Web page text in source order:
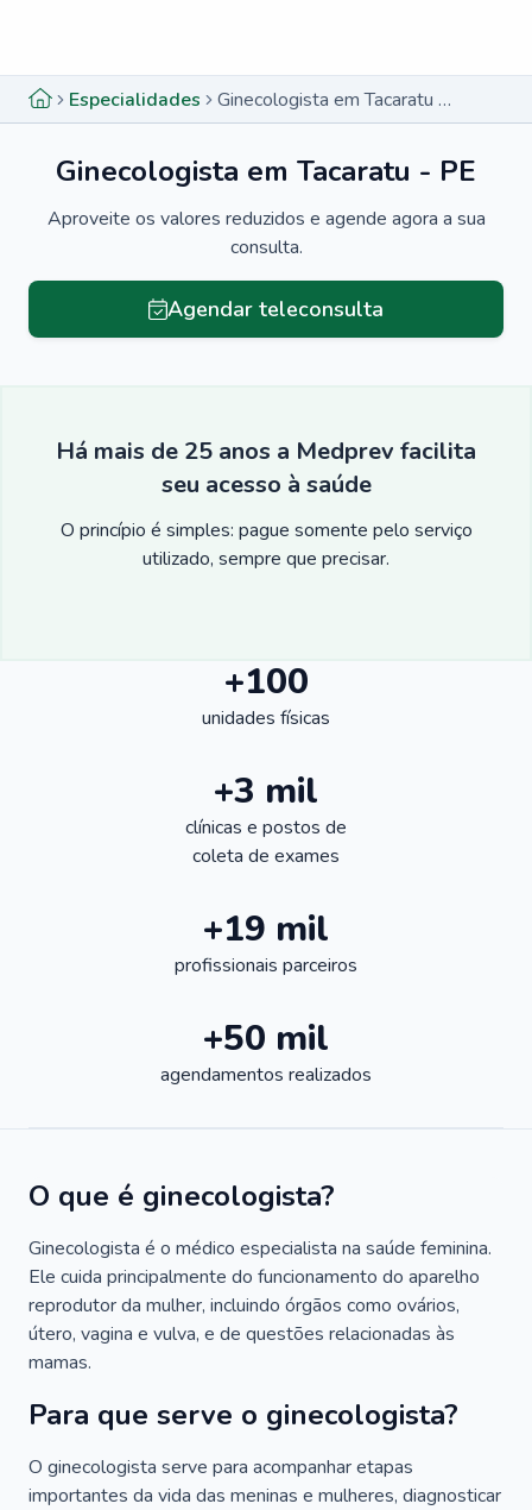
Especialidades Ginecologista em Tacaratu - PE
Ginecologista em Tacaratu - PE
Aproveite os valores reduzidos e agende agora a sua
consulta.
Agendar teleconsulta
Há mais de 25 anos a Medprev facilita
seu acesso à saúde
O princípio é simples: pague somente pelo serviço
utilizado, sempre que precisar.
+100
unidades físicas
+3 mil
clínicas e postos de
coleta de exames
+19 mil
profissionais parceiros
+50 mil
agendamentos realizados
O que é ginecologista?
Ginecologista é o médico especialista na saúde feminina.
Ele cuida principalmente do funcionamento do aparelho
reprodutor da mulher, incluindo órgãos como ovários,
útero, vagina e vulva, e de questões relacionadas às
mamas.
Para que serve o ginecologista?
O ginecologista serve para acompanhar etapas
importantes da vida das meninas e mulheres, diagnosticar